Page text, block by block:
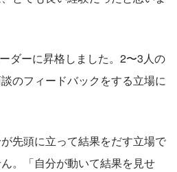
ダーに昇格しました。2〜3人の
のフィードバックをする立場に
先頭に立って結果をだす立場で
。「自分が動いて結果を見せ